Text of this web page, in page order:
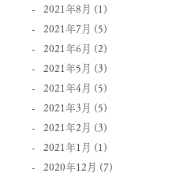
2021年8月 (1)
2021年7月 (5)
2021年6月 (2)
2021年5月 (3)
2021年4月 (5)
2021年3月 (5)
2021年2月 (3)
2021年1月 (1)
2020年12月 (7)